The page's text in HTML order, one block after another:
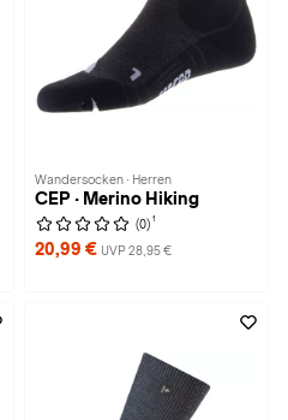
Wandersocken · Herren
CEP · Merino Hiking
(0) 1
20,99 € UVP 28,95 €